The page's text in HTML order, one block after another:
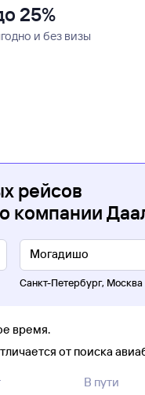
25%
и без визы
рейсов
компании
Санкт-Петербург, Москва
время.
от поиска
В пути